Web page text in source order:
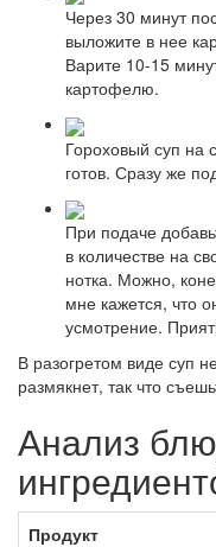
Через 30 минут
выложите в нее
Варите 10-15
картофелю.
Гороховый суп на
готов. Сразу же
При подаче
в количестве на
нотка. Можно,
мне кажется, что
усмотрение.
В разогретом виде суп
размякнет, так что
Анализ
Продукт